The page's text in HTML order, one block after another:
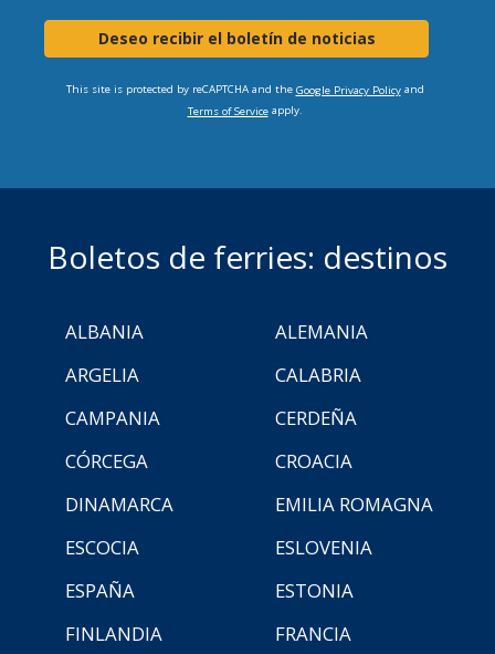
Deseo recibir el boletín de noticias
This site is protected by reCAPTCHA and the Google Privacy Policyand
Terms of Serviceapply.
Boletos de ferries: destinos
ALBANIA
ALEMANIA
ARGELIA
CALABRIA
CAMPANIA
CERDEÑA
CÓRCEGA
CROACIA
DINAMARCA
EMILIA ROMAGNA
ESCOCIA
ESLOVENIA
ESPAÑA
ESTONIA
FINLANDIA
FRANCIA